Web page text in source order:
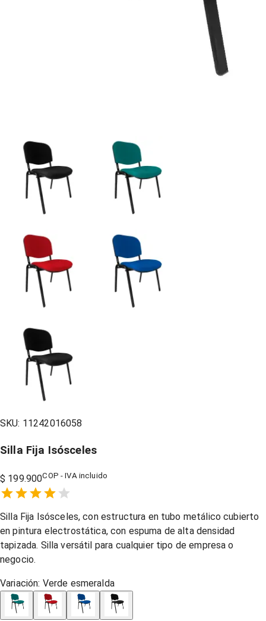
SKU: 11242016058
Silla Fija Isósceles
$ 199.900COP - IVA incluido
1 Star,
2 Stars,
3 Stars,
4 Stars,
5 Stars,
Silla Fija Isósceles, con estructura en tubo metálico cubierto
en pintura electrostática, con espuma de alta densidad
tapizada. Silla versátil para cualquier tipo de empresa o
negocio.
Variación: Verde esmeralda